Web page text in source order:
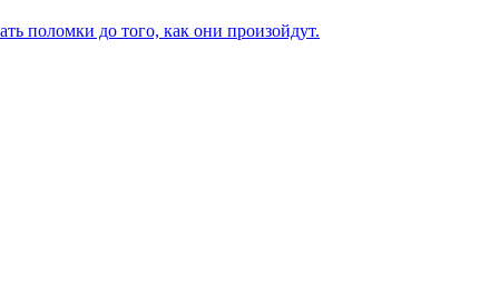
поломки до того, как они произойдут.